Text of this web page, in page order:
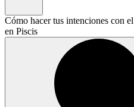
Cómo hacer tus intenciones con
en Piscis